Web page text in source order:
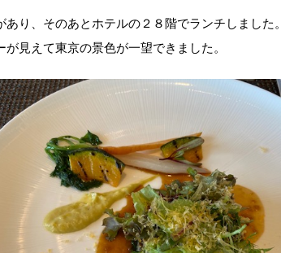
り、そのあとホテルの２８階でランチしました。
見えて東京の景色が一望できました。